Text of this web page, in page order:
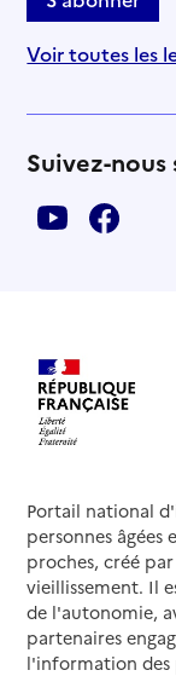
Voir toutes les
Suivez-nous
Portail national
personnes
proches, créé
vieillissement. Il
de l'autonomie,
partenaires
l'information des